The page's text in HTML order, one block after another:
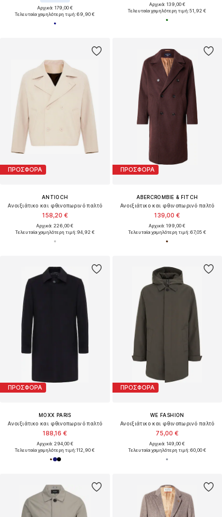
Αρχικά: 179,00 €
Τελευταία χαμηλότερη τιμή:69,90 €
Αρχικά: 139,00 €
Τελευταία χαμηλότερη τιμή:51,92 €
ΠΡΟΣΦΟΡΑ
ANTIOCH
Ανοιξιάτικο και φθινοπωρινό παλτό
158,20 €
Αρχικά: 226,00 €
Τελευταία χαμηλότερη τιμή:94,92 €
ΠΡΟΣΦΟΡΑ
ABERCROMBIE & FITCH
Ανοιξιάτικο και φθινοπωρινό παλτό
139,00 €
Αρχικά: 199,00 €
Τελευταία χαμηλότερη τιμή:67,05 €
ΠΡΟΣΦΟΡΑ
MOXX PARIS
Ανοιξιάτικο και φθινοπωρινό παλτό
188,16 €
Αρχικά: 294,00 €
Τελευταία χαμηλότερη τιμή:112,90 €
ΠΡΟΣΦΟΡΑ
WE FASHION
Ανοιξιάτικο και φθινοπωρινό παλτό
75,00 €
Αρχικά: 149,00 €
Τελευταία χαμηλότερη τιμή:60,00 €